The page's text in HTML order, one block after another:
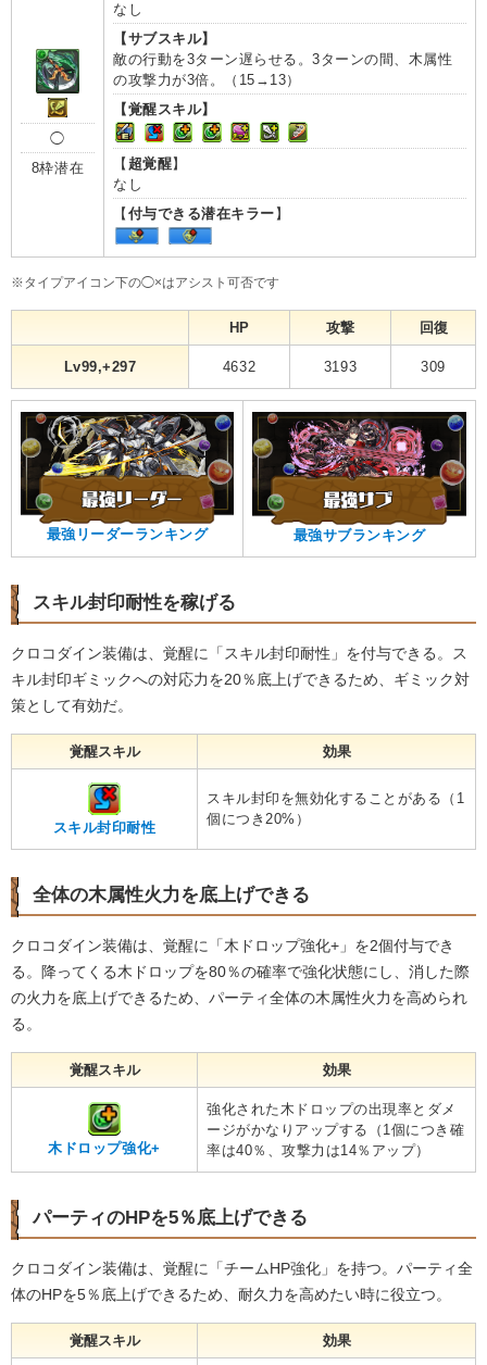
◯
8枠潜在
なし
【サブスキル】
敵の行動を3ターン遅らせる。3ターンの間、木属性
の攻撃力が3倍。（15→13）
【覚醒スキル】
【 超覚醒】
なし
【 付与できる潜在キラー 】
※タイプアイコン下の◯×はアシスト可否です
HP 攻撃 回復
Lv99,+297 4632 3193 309
最強リーダーランキング 最強サブランキング
スキル封印耐性を稼げる
クロコダイン装備は、覚醒に「スキル封印耐性」を付与できる。ス
キル封印ギミックへの対応力を20％底上げできるため、ギミック対
策として有効だ。
覚醒スキル 効果
スキル封印耐性
スキル封印を無効化することがある（1
個につき20%）
全体の木属性火力を底上げできる
クロコダイン装備は、覚醒に「木ドロップ強化+」を2個付与でき
る。降ってくる木ドロップを80％の確率で強化状態にし、消した際
の火力を底上げできるため、パーティ全体の木属性火力を高められ
る。
覚醒スキル 効果
木ドロップ強化+
強化された木ドロップの出現率とダメ
ージがかなりアップする（1個につき確
率は40％、攻撃力は14％アップ）
パーティのHPを5％底上げできる
クロコダイン装備は、覚醒に「チームHP強化」を持つ。パーティ全
体のHPを5％底上げできるため、耐久力を高めたい時に役立つ。
覚醒スキル 効果